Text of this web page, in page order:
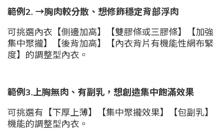
範例2. →胸肉較分散、想修飾穩定背部浮肉
可挑選內衣【側邊加高】【雙膠條或三膠條】【加強
集中聚攏】【後背加高】【內衣背片有機能性網布緊
度】的調整型內衣。
範例3.上胸無肉、有副乳，想創造集中飽滿效果
可挑選有【下厚上薄】【集中聚攏效果】【包副乳】
機能的調整型內衣。